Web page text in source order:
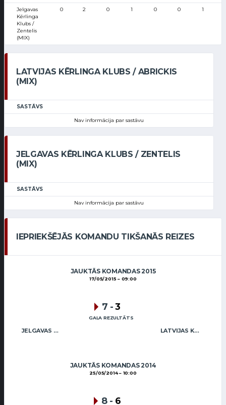
Jelgavas
Kērlinga
Klubs /
Zentelis
(MIX)
0 2 0 1 0 0 1
LATVIJAS KĒRLINGA KLUBS / ABRICKIS
(MIX)
SASTĀVS
Nav informācija par sastāvu
JELGAVAS KĒRLINGA KLUBS / ZENTELIS
(MIX)
SASTĀVS
Nav informācija par sastāvu
IEPRIEKŠĒJĀS KOMANDU TIKŠANĀS REIZES
JAUKTĀS KOMANDAS 2015
17/05/2015 09:00
JELGAVAS KĒRLINGA KLUBS / ZENTELIS (MIX) LATVIJAS KĒRLINGA KLUBS / ABRICKIS (MIX)
7 -3
GALA REZULTĀTS
JAUKTĀS KOMANDAS 2014
25/05/2014 10:00
8 - 6